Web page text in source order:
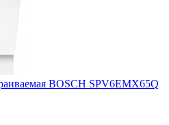
BOSCH SPV6EMX65Q